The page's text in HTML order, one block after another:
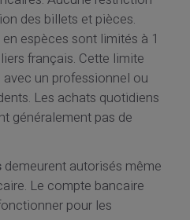
des billets et pièces.
espèces sont limités à 1
français. Cette limite
un professionnel ou
Les achats quotidiens
généralement pas de
demeurent autorisés même
Le compte bancaire
pour les